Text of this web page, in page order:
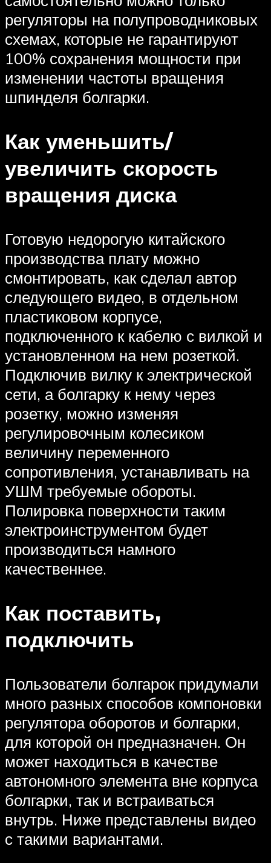
регуляторы на полупроводниковых
схемах, которые не гарантируют
100% сохранения мощности при
изменении частоты вращения
шпинделя болгарки.
Как уменьшить/
увеличить скорость
вращения диска
Готовую недорогую китайского
производства плату можно
смонтировать, как сделал автор
следующего видео, в отдельном
пластиковом корпусе,
подключенного к кабелю с вилкой и
установленном на нем розеткой.
Подключив вилку к электрической
сети, а болгарку к нему через
розетку, можно изменяя
регулировочным колесиком
величину переменного
сопротивления, устанавливать на
УШМ требуемые обороты.
Полировка поверхности таким
электроинструментом будет
производиться намного
качественнее.
Как поставить,
подключить
Пользователи болгарок придумали
много разных способов компоновки
регулятора оборотов и болгарки,
для которой он предназначен. Он
может находиться в качестве
автономного элемента вне корпуса
болгарки, так и встраиваться
внутрь. Ниже представлены видео
с такими вариантами.